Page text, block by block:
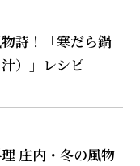
詩！「寒だら鍋
汁）」レシピ
庄内・冬の風物